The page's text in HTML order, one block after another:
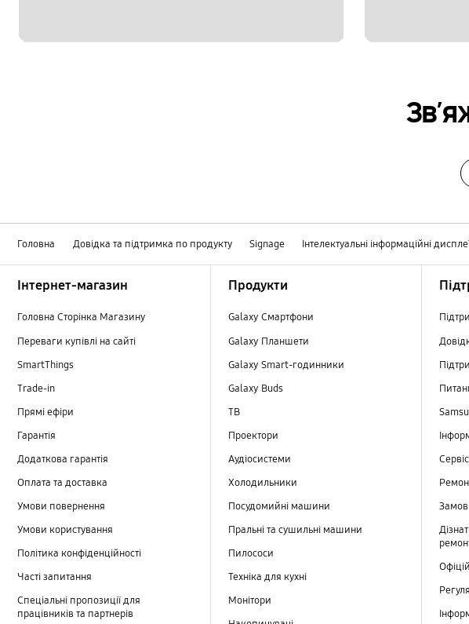
Головна Довідка та підтримка по продукту Signage Інтелектуальні інформаційні
Інтернет-магазин
Головна Сторінка Магазину
Переваги купівлі на сайті
SmartThings
Trade-in
Прямі ефіри
Гарантія
Додаткова гарантія
Оплата та доставка
Умови повернення
Умови користування
Політика конфіденційності
Часті запитання
Спеціальні пропозиції для
працівників та партнерів
Продукти
Galaxy Смартфони
Galaxy Планшети
Galaxy Smart-годинники
Galaxy Buds
TB
Проектори
Аудіосистеми
Холодильники
Посудомийні машини
Пральні та сушильні машини
Пилососи
Техніка для кухні
Монітори